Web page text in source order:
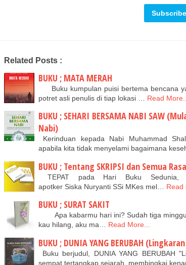
Related Posts :
BUKU ; MATA MERAH
Buku kumpulan puisi bertema bencana
potret asli penulis di tiap lokasi …
Read More...
BUKU ; SEHARI BERSAMA NABI SAW
Nabi)
Kerinduan kepada Nabi Muhammad
apabila kita tidak menyelami bagaimana
BUKU ; Tentang SKRIPSI dan Semua
TEPAT pada Hari Buku
apotker Siska Nuryanti SSi MKes mel…
Read
BUKU ; SURAT SAKIT
Apa kabarmu hari ini? Sudah tiga minggu
kau hilang, aku ma… Read More...
BUKU ; DUNIA YANG BERUBAH
Buku berjudul, DUNIA YANG BERUBAH
sempat tertangkap sejarah, membingkai